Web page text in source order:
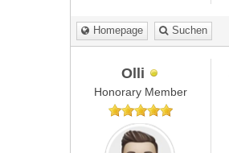
Homepage Suchen
Olli
Honorary Member